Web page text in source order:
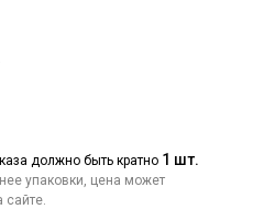
должно быть кратно 1 шт.
упаковки, цена может
сайте.